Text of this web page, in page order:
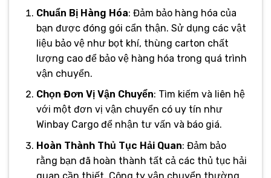
Chuẩn Bị Hàng Hóa: Đảm bảo hàng hóa của
bạn được đóng gói cẩn thận. Sử dụng các vật
liệu bảo vệ như bọt khí, thùng carton chất
lượng cao để bảo vệ hàng hóa trong quá trình
vận chuyển.
Chọn Đơn Vị Vận Chuyển: Tìm kiếm và liên hệ
với một đơn vị vận chuyển có uy tín như
Winbay Cargo để nhận tư vấn và báo giá.
Hoàn Thành Thủ Tục Hải Quan: Đảm bảo
rằng bạn đã hoàn thành tất cả các thủ tục hải